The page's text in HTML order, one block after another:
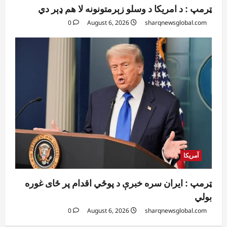
ټرمپ : د امریکا د وسلو زېرمتونونه لا هم ډېر دي
sharqnewsglobal.com
0
آمریکا
ټرمپ : ایران سره خبرې د پوځي اقدام پر ځای غوره
بولي
sharqnewsglobal.com
0